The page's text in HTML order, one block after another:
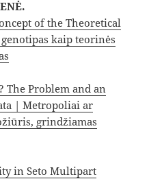
of the Theoretical
kaip teorinės
The Problem and an
| Metropoliai ar
grindžiamas
in Seto Multipart